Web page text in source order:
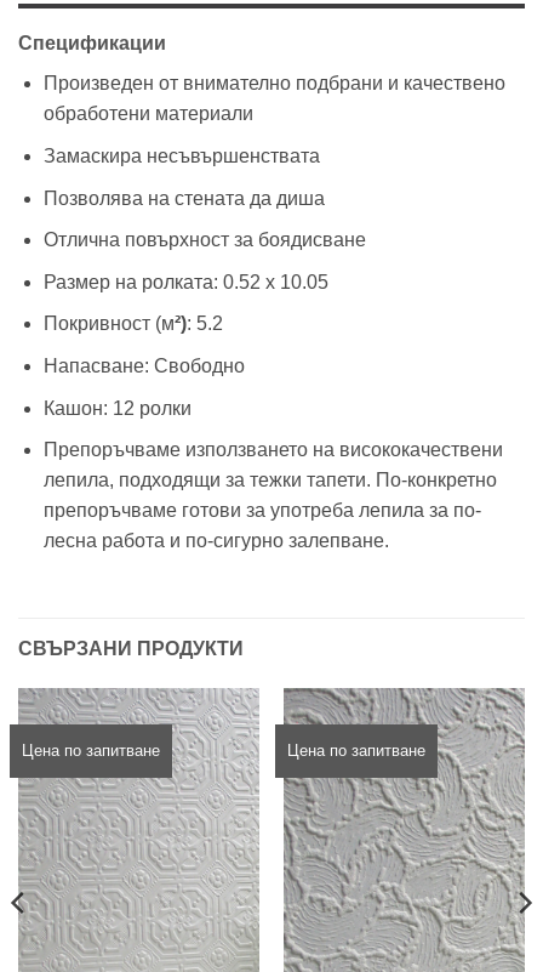
Спецификации
Произведен от внимателно подбрани и качествено
обработени материали
Замаскира несъвършенствата
Позволява на стената да диша
Отлична повърхност за боядисване
Размер на ролката: 0.52 х 10.05
Покривност (м²): 5.2
Напасване: Свободно
Кашон: 12 ролки
Препоръчваме използването на висококачествени
лепила, подходящи за тежки тапети. По-конкретно
препоръчваме готови за употреба лепила за по-
лесна работа и по-сигурно залепване.
СВЪРЗАНИ ПРОДУКТИ
Цена по запитване Цена по запитване